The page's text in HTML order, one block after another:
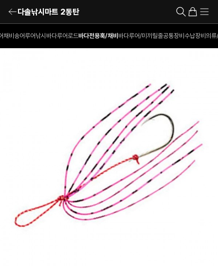
다솔낚시마트 2동탄
채비 송어루어낚시 바다루어로드바다전용훅/채비 바다루어/미끼 릴줄공통장비 수납장비 의류